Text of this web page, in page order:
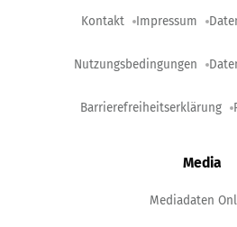
Kontakt Impressum
Nutzungsbedingungen
Barrierefreiheitserklärung
Media
Mediadaten